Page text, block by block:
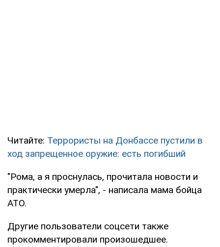
Читайте: Террористы на Донбассе пустили в
ход запрещенное оружие: есть погибший
"Рома, а я проснулась, прочитала новости и
практически умерла", - написала мама бойца
АТО.
Другие пользователи соцсети также
прокомментировали произошедшее.